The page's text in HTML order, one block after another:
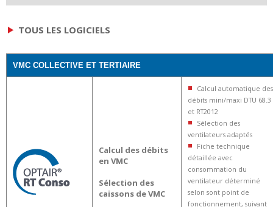
TOUS LES LOGICIELS
VMC COLLECTIVE ET TERTIAIRE
Calcul des débits
en VMC
Sélection des
caissons de VMC
Calcul automatique des
débits mini/maxi DTU 68.3
et RT2012
Sélection des
ventilateurs adaptés
Fiche technique
détaillée avec
consommation du
ventilateur déterminé
selon sont point de
fonctionnement, suivant